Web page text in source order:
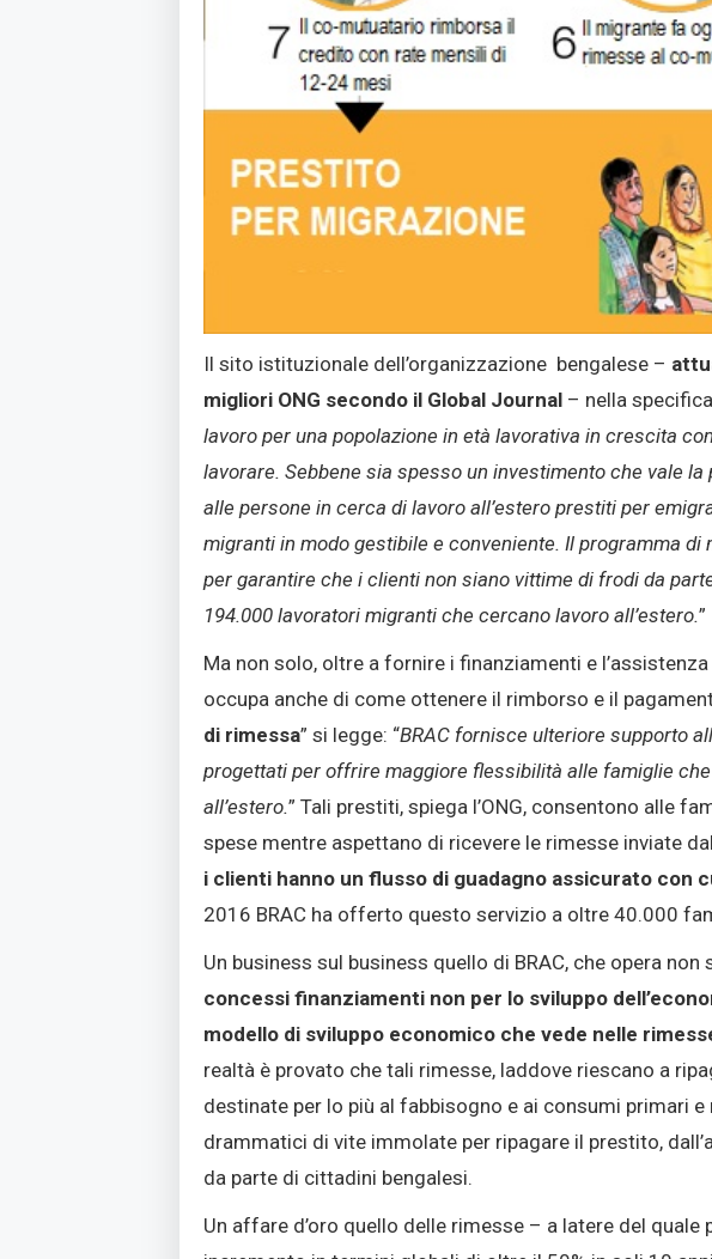
Il sito istituzionale dell’organizzazione bengalese –
migliori ONG secondo il Global Journal – nella
lavoro per una popolazione in età lavorativa in crescita
lavorare. Sebbene sia spesso un investimento che vale
alle persone in cerca di lavoro all’estero prestiti per
migranti in modo gestibile e conveniente. Il programma
per garantire che i clienti non siano vittime di frodi da
194.000 lavoratori migranti che cercano lavoro all’estero.”
Ma non solo, oltre a fornire i finanziamenti e
occupa anche di come ottenere il rimborso e il
di rimessa” si legge: “BRAC fornisce ulteriore supporto
progettati per offrire maggiore flessibilità alle famiglie
all’estero.” Tali prestiti, spiega l’ONG, consentono alle
spese mentre aspettano di ricevere le rimesse inviate
i clienti hanno un flusso di guadagno assicurato con
2016 BRAC ha offerto questo servizio a oltre 40.000
Un business sul business quello di BRAC, che opera
concessi finanziamenti non per lo sviluppo
modello di sviluppo economico che vede nelle
realtà è provato che tali rimesse, laddove riescano a
destinate per lo più al fabbisogno e ai consumi primari
drammatici di vite immolate per ripagare il prestito,
da parte di cittadini bengalesi.
Un affare d’oro quello delle rimesse – a latere del